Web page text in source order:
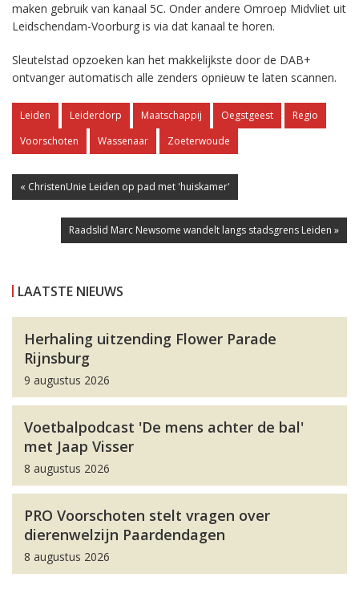
maken gebruik van kanaal 5C. Onder andere Omroep Midvliet uit
Leidschendam-Voorburg is via dat kanaal te horen.
Sleutelstad opzoeken kan het makkelijkste door de DAB+
ontvanger automatisch alle zenders opnieuw te laten scannen.
Leiden Leiderdorp Maatschappij Oegstgeest
Regio
Voorschoten
Wassenaar Zoeterwoude
« ChristenUnie Leiden op pad met 'huiskamer'
Raadslid Marc Newsome wandelt langs stadsgrens Leiden »
LAATSTE NIEUWS
Herhaling uitzending Flower Parade
Rijnsburg
9 augustus 2026
Voetbalpodcast 'De mens achter de bal'
met Jaap Visser
8 augustus 2026
PRO Voorschoten stelt vragen over
dierenwelzijn Paardendagen
8 augustus 2026